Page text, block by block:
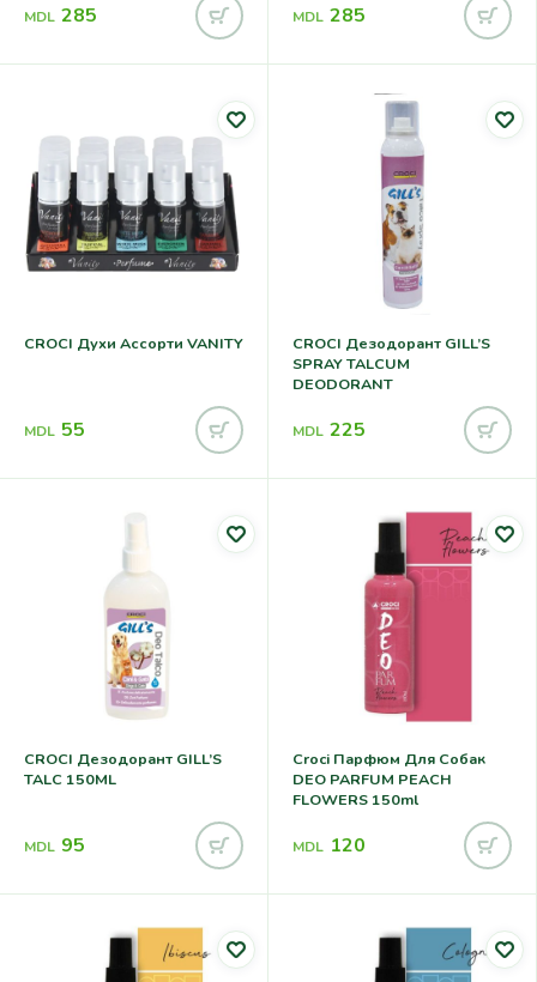
MDL 285 MDL 285
CROCI Духи Ассорти VANITY
MDL 55
CROCI Дезодорант GILL’S
SPRAY TALCUM
DEODORANT
MDL 225
CROCI Дезодорант GILL’S
TALC 150ML
MDL 95
Croci Парфюм Для Собак
DEO PARFUM PEACH
FLOWERS 150ml
MDL 120